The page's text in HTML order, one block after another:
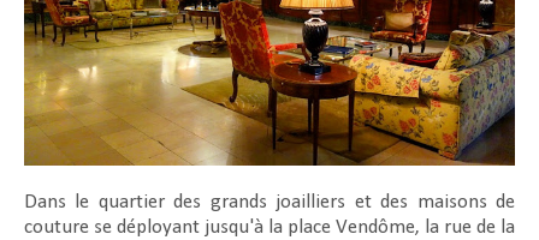
Dans le quartier des grands joailliers et des maisons de
couture se déployant jusqu'à la place Vendôme, la rue de la